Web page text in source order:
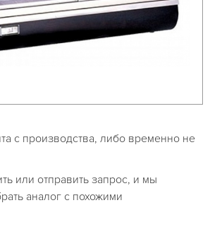
с производства, либо временно не
или отправить запрос, и мы
аналог с похожими